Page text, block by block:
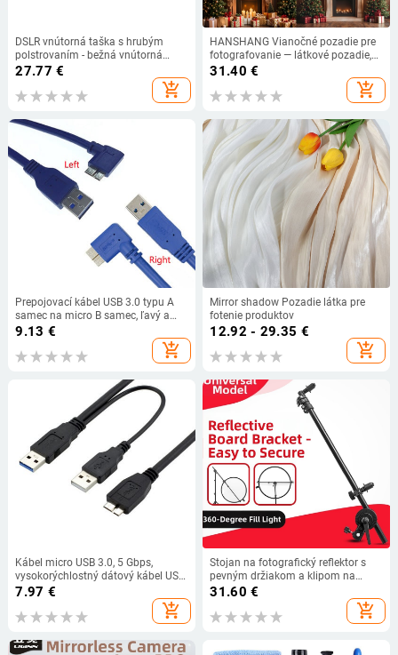
DSLR vnútorná taška s hrubým
polstrovaním - bežná vnútorná
taška pre digitálne fotoaparáty a
príslušenstvo - Funkcia: Zníženie
bremena; Materiál: Polyester;
27.77 €
add_shopping_cart
HANSHANG Vianočné pozadie pre
fotografovanie — látkové pozadie,
scénická fotografia,
prispôsobiteľné, hmotnosť 0.34
31.40 €
add_shopping_cart
Prepojovací kábel USB 3.0 typu A
samec na micro B samec, ľavý a
pravý, 5 Gbps, 90 stupňov, pre
zrkadlovky/mobilné pevné disky
9.13 €
add_shopping_cart
Mirror shadow Pozadie látka pre
fotenie produktov
12.92 - 29.35 €
add_shopping_cart
Kábel micro USB 3.0, 5 Gbps,
vysokorýchlostný dátový kábel USB
s napájaním pre Galaxy S5 Note3,
mobilný HDD, USB micro B kábel
7.97 €
add_shopping_cart
Stojan na fotografický reflektor s
pevným držiakom a klipom na
reflektor, hliníková zliatina
31.60 €
add_shopping_cart